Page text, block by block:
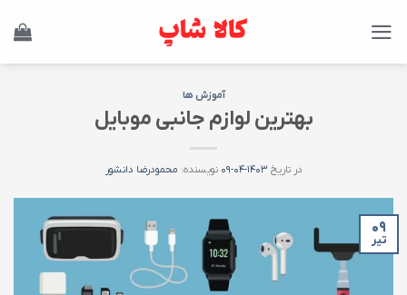
آموزش ها
بهترین لوازم جانبی موبایل
در تاریخ ۱۴۰۳-۰۴-۰۹ نویسنده: محمودرضا دانشور
۰۹
تیر